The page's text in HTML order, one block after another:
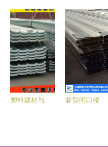
大型及工业
折叠门专业
厂家解析
择 山东建
通厂家高质
量效果图与
工程图解析
塑料建材与
新型闭口楼